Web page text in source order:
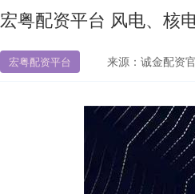
宏粤配资平台 风电、核
宏粤配资平台 来源：诚金配资